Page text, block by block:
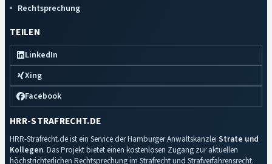
Rechtsprechung
TEILEN
LinkedIn
Xing
Facebook
HRR-STRAFRECHT.DE
HRR-Strafrecht.de ist ein Service der Hamburger Anwaltskanzlei Strate und
Kollegen. Das Projekt bietet einen kostenlosen Zugang zur aktuellen
höchstrichterlichen Rechtsprechung im Strafrecht und Strafverfahrensrecht.